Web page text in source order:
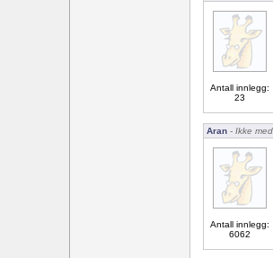
Antall innlegg:
23
Aran - Ikke
Antall innlegg:
6062